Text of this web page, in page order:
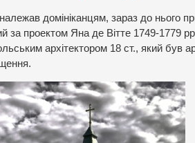
належав домініканцям, зараз до нього
за проектом Яна де Вітте 1749-1779
архітектором 18 ст., який був